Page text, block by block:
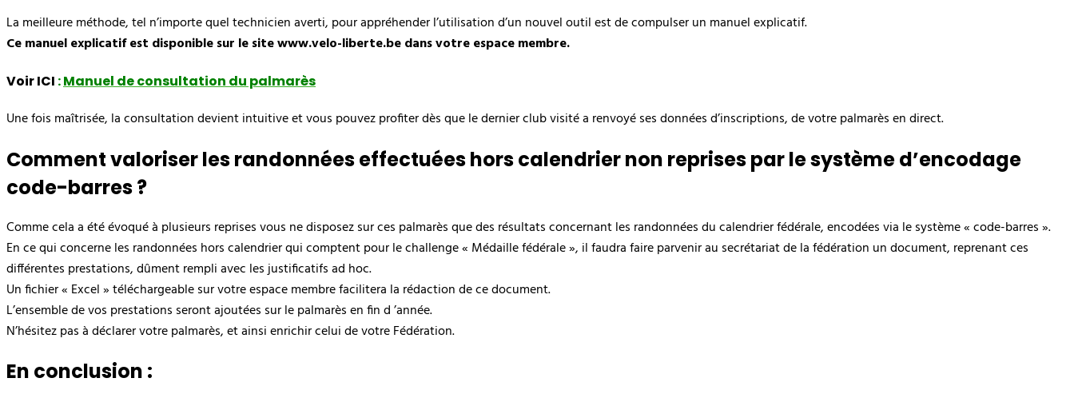
La meilleure méthode, tel n’importe quel technicien averti, pour appréhender l’utilisation d’un nouvel outil est de compulser un manuel explicatif.
Ce manuel explicatif est disponible sur le site www.velo-liberte.be dans votre espace membre.
Voir ICI :Manuel de consultation du palmarès
Une fois maîtrisée, la consultation devient intuitive et vous pouvez profiter dès que le dernier club visité a renvoyé ses données d’inscriptions, de votre palmarès en direct.
Comment valoriser les randonnées effectuées hors calendrier non reprises par le système d’encodage
code-barres ?
Comme cela a été évoqué à plusieurs reprises vous ne disposez sur ces palmarès que des résultats concernant les randonnées du calendrier fédérale, encodées via le système « code-barres ».
En ce qui concerne les randonnées hors calendrier qui comptent pour le challenge « Médaille fédérale », il faudra faire parvenir au secrétariat de la fédération un document, reprenant ces
différentes prestations, dûment rempli avec les justificatifs ad hoc.
Un fichier « Excel » téléchargeable sur votre espace membre facilitera la rédaction de ce document.
L’ensemble de vos prestations seront ajoutées sur le palmarès en fin d ’année.
N’hésitez pas à déclarer votre palmarès, et ainsi enrichir celui de votre Fédération.
En conclusion :